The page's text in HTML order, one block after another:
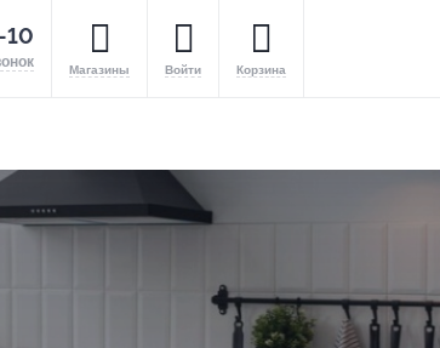
10
Магазины Войти Корзина